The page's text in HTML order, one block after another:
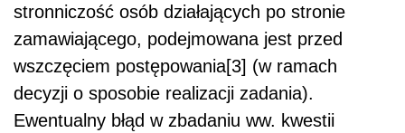
stronniczość osób działających po stronie
zamawiającego, podejmowana jest przed
wszczęciem postępowania[3] (w ramach
decyzji o sposobie realizacji zadania).
Ewentualny błąd w zbadaniu ww. kwestii